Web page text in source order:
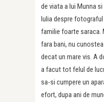
de viata a lui Munna
Iulia despre
familie foarte saraca.
fara bani, nu
decat un mare vis. A
a facut tot felul de
sa-si cumpere un
efort, dupa ani de